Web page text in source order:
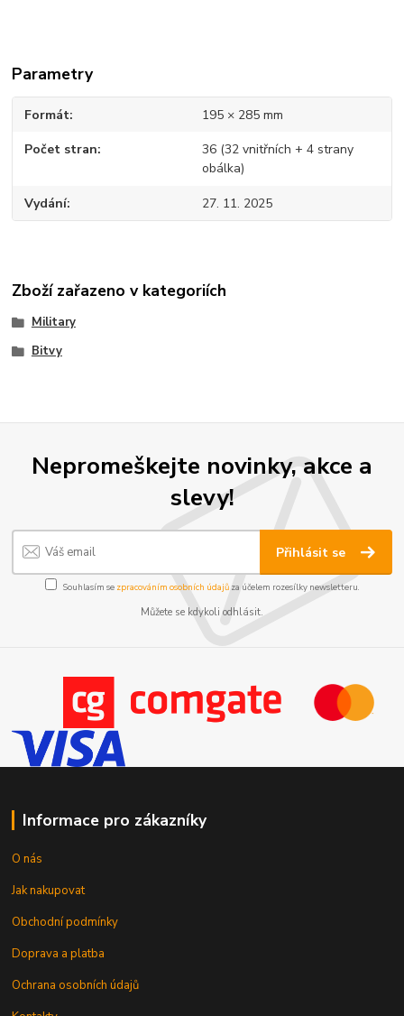
Parametry
Formát 195 × 285 mm
Počet stran
36 (32 vnitřních + 4 strany
obálka)
Vydání 27. 11. 2025
Zboží zařazeno v kategoriích
Military
Bitvy
Nepromeškejte novinky, akce a
slevy!
Přihlásit se
Souhlasím se zpracováním osobních údajůza účelem rozesílky newsletteru.
Můžete se kdykoli odhlásit.
Informace pro zákazníky
O nás
Jak nakupovat
Obchodní podmínky
Doprava a platba
Ochrana osobních údajů